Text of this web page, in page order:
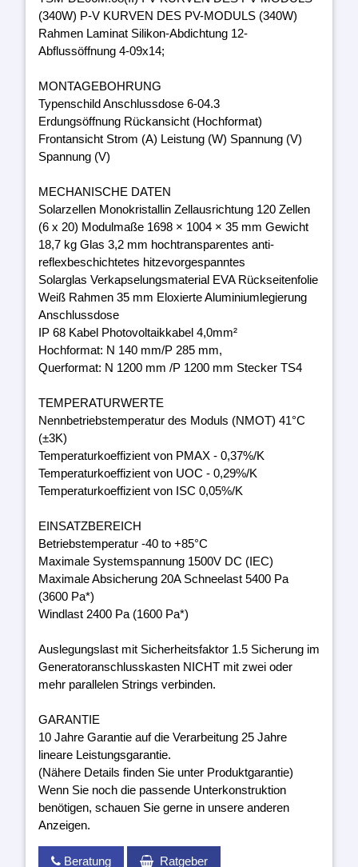
(340W) P-V KURVEN DES PV-MODULS (340W)
Rahmen Laminat Silikon-Abdichtung 12-
Abflussöffnung 4-09x14;
MONTAGEBOHRUNG
Typenschild Anschlussdose 6-04.3
Erdungsöffnung Rückansicht (Hochformat)
Frontansicht Strom (A) Leistung (W) Spannung (V)
Spannung (V)
MECHANISCHE DATEN
Solarzellen Monokristallin Zellausrichtung 120 Zellen
(6 x 20) Modulmaße 1698 × 1004 × 35 mm Gewicht
18,7 kg Glas 3,2 mm hochtransparentes anti-
reflexbeschichtetes hitzevorgespanntes
Solarglas Verkapselungsmaterial EVA Rückseitenfolie
Weiß Rahmen 35 mm Eloxierte Aluminiumlegierung
Anschlussdose
IP 68 Kabel Photovoltaikkabel 4,0mm²
Hochformat: N 140 mm/P 285 mm,
Querformat: N 1200 mm /P 1200 mm Stecker TS4
TEMPERATURWERTE
Nennbetriebstemperatur des Moduls (NMOT) 41°C
(±3K)
Temperaturkoeffizient von PMAX - 0,37%/K
Temperaturkoeffizient von UOC - 0,29%/K
Temperaturkoeffizient von ISC 0,05%/K
EINSATZBEREICH
Betriebstemperatur -40 to +85°C
Maximale Systemspannung 1500V DC (IEC)
Maximale Absicherung 20A Schneelast 5400 Pa
(3600 Pa*)
Windlast 2400 Pa (1600 Pa*)
Auslegungslast mit Sicherheitsfaktor 1.5 Sicherung im
Generatoranschlusskasten NICHT mit zwei oder
mehr parallelen Strings verbinden.
GARANTIE
10 Jahre Garantie auf die Verarbeitung 25 Jahre
lineare Leistungsgarantie.
(Nähere Details finden Sie unter Produktgarantie)
Wenn Sie noch die passende Unterkonstruktion
benötigen, schauen Sie gerne in unsere anderen
Anzeigen.
Beratung Ratgeber